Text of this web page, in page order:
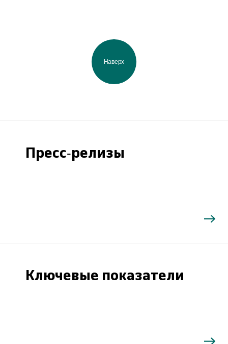
Наверх
Пресс-релизы
Ключевые показатели